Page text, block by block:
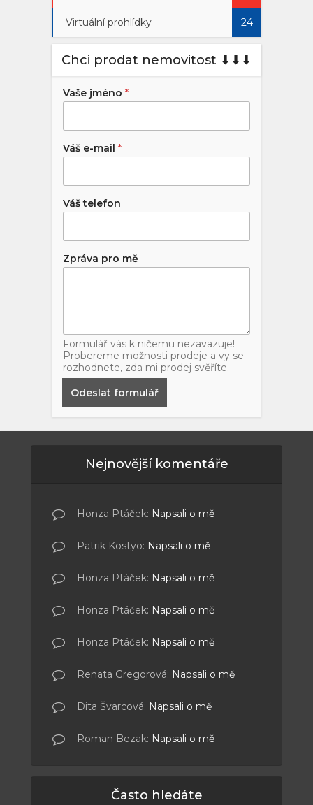
Virtuální prohlídky 24
Chci prodat nemovitost ⬇︎⬇︎⬇︎
Vaše jméno *
Váš e-mail *
Váš telefon
Zpráva pro mě
Formulář vás k ničemu nezavazuje!
Probereme možnosti prodeje a vy se
rozhodnete, zda mi prodej svěříte.
Odeslat formulář
Nejnovější komentáře
Honza Ptáček: Napsali o mě
Patrik Kostyo: Napsali o mě
Honza Ptáček: Napsali o mě
Honza Ptáček: Napsali o mě
Honza Ptáček: Napsali o mě
Renata Gregorová: Napsali o mě
Dita Švarcová: Napsali o mě
Roman Bezak: Napsali o mě
Často hledáte